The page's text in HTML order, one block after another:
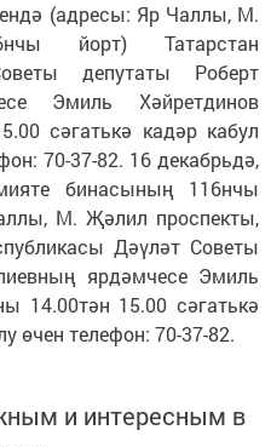
(адресы: Яр Чаллы, М.
йорт) Татарстан
депутаты Роберт
Эмиль Хәйретдинов
сәгатькә кадәр кабул
70-37-82. 16 декабрьдә,
бинасының 116нчы
М. Җәлил проспекты,
Дәүләт Советы
ярдәмчесе Эмиль
14.00тән 15.00 сәгатькә
өчен телефон: 70-37-82.
и интересным в